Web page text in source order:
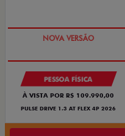
PREÇO IMPERDÍVEL
PESSOA FÍSICA
À VISTA POR R$ 109.990,00
PULSE DRIVE 1.3 AT FLEX 4P 2026